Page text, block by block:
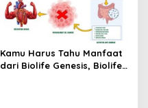
Kamu Harus Tahu Manfaat
dari Biolife Genesis, Biolife